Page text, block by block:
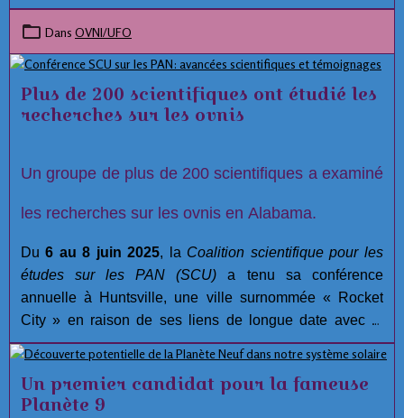
aient été réalisées. Malgré les efforts approfondis et la
compétence des membres de l'équipe archéologiques à
Hueyatlaco,Jose L. Lorenzo, Directeur de la
Préhistoire à l'Instituto Nacional de Antropología e
Historia, a lancé plusieurs allégations concernant
l'intégrité du projet à Hueyatlaco, El Horno, et
Dans OVNI/UFO
Plus de 200 scientifiques ont étudié les
recherches sur les ovnis
Un groupe de plus de 200 scientifiques a examiné
les recherches sur les ovnis en Alabama.
Du 6 au 8 juin 2025, la Coalition scientifique pour les
études sur les PAN (SCU) a tenu sa conférence
annuelle à Huntsville, une ville surnommée « Rocket
City » en raison de ses liens de longue date avec la
recherche aérospatiale.
Un premier candidat pour la fameuse
Planète 9